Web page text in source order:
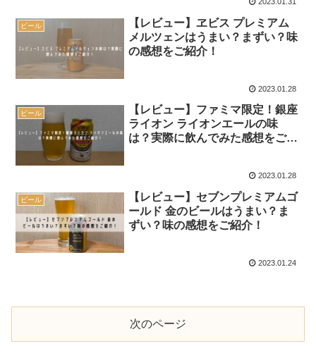
ビール
【レビュー】ヱビス プレミアム
メルツェンはうまい？まずい？味
の感想をご紹介！
2023.01.28
ビール
【レビュー】ファミマ限定！銀座
ライオン ライオンエールの味
は？実際に飲んでみた感想をご紹
2023.01.28
ビール
【レビュー】セブンプレミアムゴ
ールド 金のビールはうまい？ま
ずい？味の感想をご紹介！
2023.01.24
次のページ